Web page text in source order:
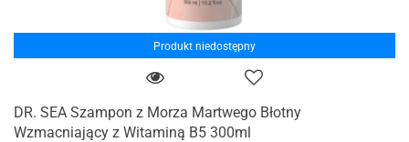
Produkt niedostępny
DR. SEA Szampon z Morza Martwego Błotny
Wzmacniający z Witaminą B5 300ml